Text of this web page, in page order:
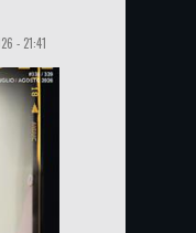
- 21:41